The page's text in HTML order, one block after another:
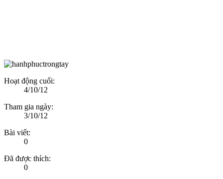
Hoạt động cuối:
4/10/12
Tham gia ngày:
3/10/12
Bài viết:
0
Đã được thích:
0